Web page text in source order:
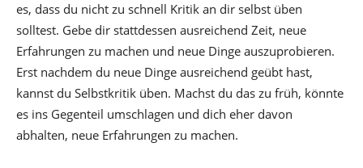
es, dass du nicht zu schnell Kritik an dir selbst üben
solltest. Gebe dir stattdessen ausreichend Zeit, neue
Erfahrungen zu machen und neue Dinge auszuprobieren.
Erst nachdem du neue Dinge ausreichend geübt hast,
kannst du Selbstkritik üben. Machst du das zu früh, könnte
es ins Gegenteil umschlagen und dich eher davon
abhalten, neue Erfahrungen zu machen.